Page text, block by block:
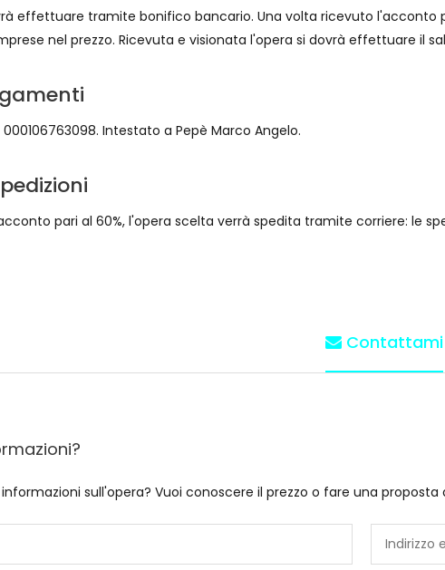
effettuare tramite bonifico bancario. Una volta ricevuto l'acconto
nel prezzo. Ricevuta e visionata l'opera si dovrà effettuare il
000106763098. Intestato a Pepè Marco Angelo.
pari al 60%, l'opera scelta verrà spedita tramite corriere: le
Contattami
sull'opera? Vuoi conoscere il prezzo o fare una